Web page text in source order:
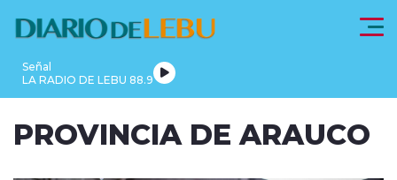
Señal
LA RADIO DE LEBU 88.9
LEBU
PROVINCIA
DE
ARAUCO
REGIONALESFRONTELACTUALIDAD
PROVINCIA DE ARAUCO